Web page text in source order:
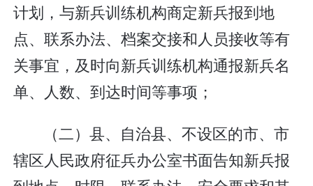
计划，与新兵训练机构商定新兵报到地
点、联系办法、档案交接和人员接收等有
关事宜，及时向新兵训练机构通报新兵名
单、人数、到达时间等事项；
（二）县、自治县、不设区的市、市
辖区人民政府征兵办公室书面告知新兵报